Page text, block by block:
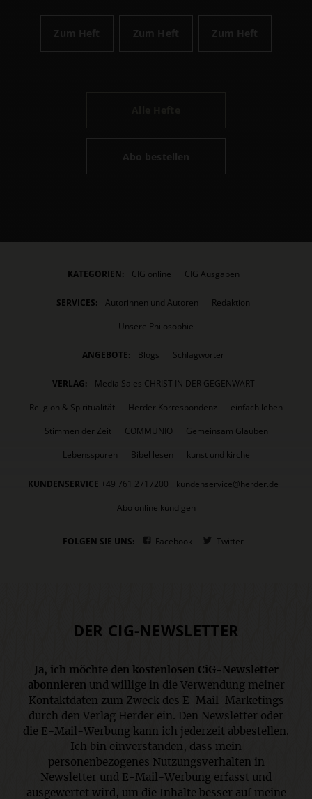
Zum Heft Zum Heft Zum Heft
Abo bestellen
KATEGORIEN: CIG online CIG Ausgaben
SERVICES: Autorinnen und Autoren
Redaktion
Unsere Philosophie
ANGEBOTE: Blogs Schlagwörter
VERLAG:
Media Sales CHRIST IN DER GEGENWART
Religion & Spiritualität
Herder Korrespondenz
einfach leben
Stimmen der Zeit
COMMUNIO
Gemeinsam Glauben
Lebensspuren
Bibel lesen kunst und kirche
KUNDENSERVICE +49 761 2717200
kundenservice@herder.de
Abo online kündigen
FOLGEN SIE UNS: Facebook Twitter
DER CIG-NEWSLETTER
Ja, ich möchte den kostenlosen CiG-Newsletter
abonnieren und willige in die Verwendung meiner
Kontaktdaten zum Zweck des E-Mail-Marketings
durch den Verlag Herder ein. Den Newsletter oder
die E-Mail-Werbung kann ich jederzeit abbestellen.
Ich bin einverstanden, dass mein
personenbezogenes Nutzungsverhalten in
Newsletter und E-Mail-Werbung erfasst und
ausgewertet wird, um die Inhalte besser auf meine